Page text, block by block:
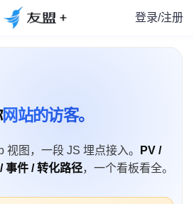
登录/注册
网站的访客。
视图，一段 JS 埋点接入。
PV /
事件 / 转化路径，一个看板看全。